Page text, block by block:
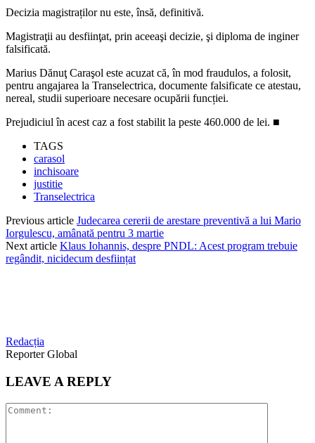
Decizia magistraților nu este, însă, definitivă.
Magistraţii au desfiinţat, prin aceeaşi decizie, şi diploma de inginer
falsificată.
Marius Dănuţ Caraşol este acuzat că, în mod fraudulos, a folosit,
pentru angajarea la Transelectrica, documente falsificate ce atestau,
nereal, studii superioare necesare ocupării funcției.
Prejudiciul în acest caz a fost stabilit la peste 460.000 de lei. ■
TAGS
carasol
inchisoare
justitie
Transelectrica
Previous article Judecarea cererii de arestare preventivă a lui Mario
Iorgulescu, amânată pentru 3 martie
Next article Klaus Iohannis, despre PNDL: Acest program trebuie
regândit, nicidecum desființat
Redacția
Reporter Global
LEAVE A REPLY